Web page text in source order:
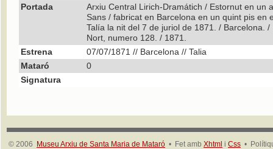
Portada
Arxiu Central Lirich-Dramátich / Estornut en un
Sans / fabricat en Barcelona en un quint pis en
Talía la nit del 7 de juriol de 1871. / Barcelona.
Nort, numero 128. / 1871.
Estrena
07/07/1871 // Barcelona // Talia
Mataró
0
Signatura
© 2006 Museu Arxiu de Santa Maria de Mataró • Fet amb Xhtml i Css •